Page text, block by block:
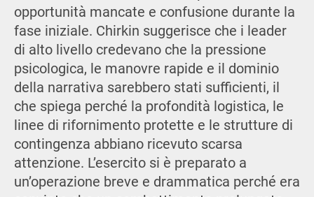
opportunità mancate e confusione durante la
fase iniziale. Chirkin suggerisce che i leader
di alto livello credevano che la pressione
psicologica, le manovre rapide e il dominio
della narrativa sarebbero stati sufficienti, il
che spiega perché la profondità logistica, le
linee di rifornimento protette e le strutture di
contingenza abbiano ricevuto scarsa
attenzione. L’esercito si è preparato a
un’operazione breve e drammatica perché era